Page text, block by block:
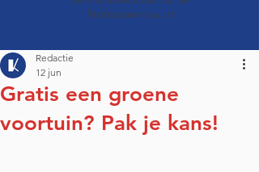
Professorenbuurt
Gratis een groene
voortuin? Pak je kans!
Redactie
12 jun